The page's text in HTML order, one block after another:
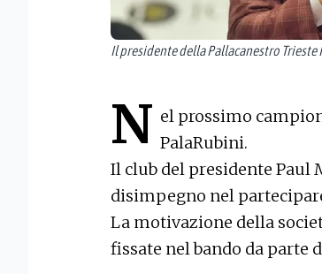
Il presidente della Pallacanestro Trieste
N el prossimo
PalaRubini.
Il club del presidente
disimpegno nel
La motivazione della
fissate nel bando da parte